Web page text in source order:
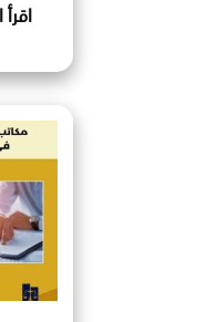
اقرأ